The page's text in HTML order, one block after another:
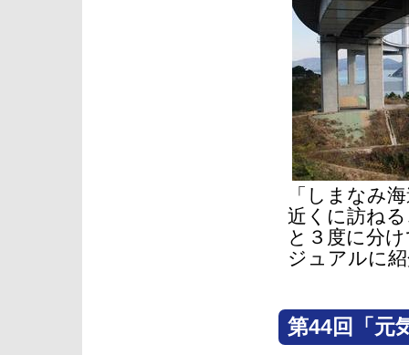
「しまなみ
近くに訪ね
と３度に分
ジュアルに
第44回「元